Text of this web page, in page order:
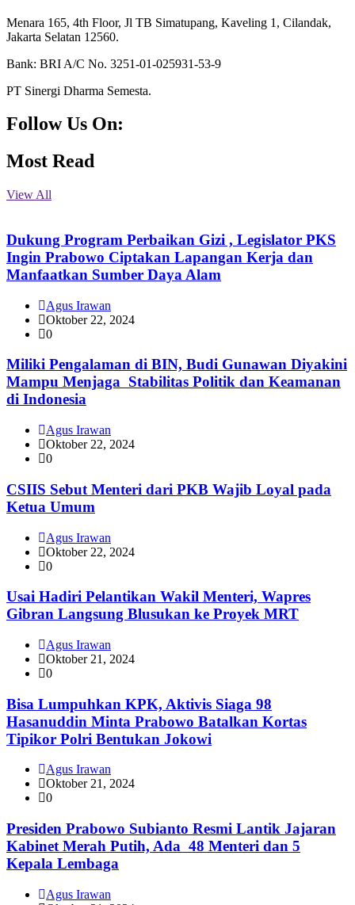
Menara 165, 4th Floor, Jl TB Simatupang, Kaveling 1, Cilandak,
Jakarta Selatan 12560.
Bank: BRI A/C No. 3251-01-025931-53-9
PT Sinergi Dharma Semesta.
Follow Us On:
10k
20k
5k
8k
Most Read
View All
Dukung Program Perbaikan Gizi , Legislator PKS
Ingin Prabowo Ciptakan Lapangan Kerja dan
Manfaatkan Sumber Daya Alam
Agus Irawan
Oktober 22, 2024
0
Miliki Pengalaman di BIN, Budi Gunawan Diyakini
Mampu Menjaga Stabilitas Politik dan Keamanan
di Indonesia
Agus Irawan
Oktober 22, 2024
0
CSIIS Sebut Menteri dari PKB Wajib Loyal pada
Ketua Umum
Agus Irawan
Oktober 22, 2024
0
Usai Hadiri Pelantikan Wakil Menteri, Wapres
Gibran Langsung Blusukan ke Proyek MRT
Agus Irawan
Oktober 21, 2024
0
Bisa Lumpuhkan KPK, Aktivis Siaga 98
Hasanuddin Minta Prabowo Batalkan Kortas
Tipikor Polri Bentukan Jokowi
Agus Irawan
Oktober 21, 2024
0
Presiden Prabowo Subianto Resmi Lantik Jajaran
Kabinet Merah Putih, Ada 48 Menteri dan 5
Kepala Lembaga
Agus Irawan